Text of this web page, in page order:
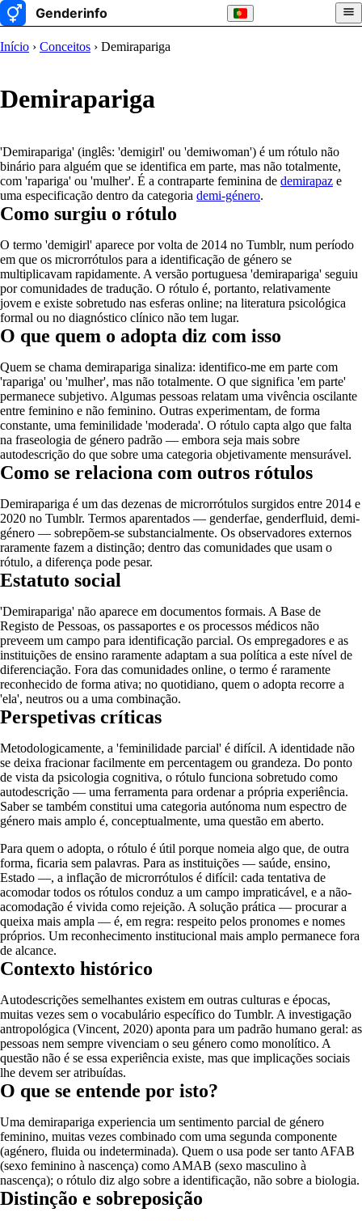
Início › Conceitos › Demirapariga
Demirapariga
'Demirapariga' (inglês: 'demigirl' ou 'demiwoman') é um rótulo não
binário para alguém que se identifica em parte, mas não totalmente,
com 'rapariga' ou 'mulher'. É a contraparte feminina de demirapaz e
uma especificação dentro da categoria demi-género.
Como surgiu o rótulo
O termo 'demigirl' aparece por volta de 2014 no Tumblr, num período
em que os microrrótulos para a identificação de género se
multiplicavam rapidamente. A versão portuguesa 'demirapariga' seguiu
por comunidades de tradução. O rótulo é, portanto, relativamente
jovem e existe sobretudo nas esferas online; na literatura psicológica
formal ou no diagnóstico clínico não tem lugar.
O que quem o adopta diz com isso
Quem se chama demirapariga sinaliza: identifico-me em parte com
'rapariga' ou 'mulher', mas não totalmente. O que significa 'em parte'
permanece subjetivo. Algumas pessoas relatam uma vivência oscilante
entre feminino e não feminino. Outras experimentam, de forma
constante, uma feminilidade 'moderada'. O rótulo capta algo que falta
na fraseologia de género padrão — embora seja mais sobre
autodescrição do que sobre uma categoria objetivamente mensurável.
Como se relaciona com outros rótulos
Demirapariga é um das dezenas de microrrótulos surgidos entre 2014 e
2020 no Tumblr. Termos aparentados — genderfae, genderfluid, demi-
género — sobrepõem-se substancialmente. Os observadores externos
raramente fazem a distinção; dentro das comunidades que usam o
rótulo, a diferença pode pesar.
Estatuto social
'Demirapariga' não aparece em documentos formais. A Base de
Registo de Pessoas, os passaportes e os processos médicos não
preveem um campo para identificação parcial. Os empregadores e as
instituições de ensino raramente adaptam a sua política a este nível de
diferenciação. Fora das comunidades online, o termo é raramente
reconhecido de forma ativa; no quotidiano, quem o adopta recorre a
'ela', neutros ou a uma combinação.
Perspetivas críticas
Metodologicamente, a 'feminilidade parcial' é difícil. A identidade não
se deixa fracionar facilmente em percentagem ou grandeza. Do ponto
de vista da psicologia cognitiva, o rótulo funciona sobretudo como
autodescrição — uma ferramenta para ordenar a própria experiência.
Saber se também constitui uma categoria autónoma num espectro de
género mais amplo é, conceptualmente, uma questão em aberto.
Para quem o adopta, o rótulo é útil porque nomeia algo que, de outra
forma, ficaria sem palavras. Para as instituições — saúde, ensino,
Estado —, a inflação de microrrótulos é difícil: cada tentativa de
acomodar todos os rótulos conduz a um campo impraticável, e a não-
acomodação é vivida como rejeição. A solução prática — procurar a
queixa mais ampla — é, em regra: respeito pelos pronomes e nomes
próprios. Um reconhecimento institucional mais amplo permanece fora
de alcance.
Contexto histórico
Autodescrições semelhantes existem em outras culturas e épocas,
muitas vezes sem o vocabulário específico do Tumblr. A investigação
antropológica (Vincent, 2020) aponta para um padrão humano geral: as
pessoas nem sempre vivenciam o seu género como monolítico. A
questão não é se essa experiência existe, mas que implicações sociais
lhe devem ser atribuídas.
O que se entende por isto?
Uma demirapariga experiencia um sentimento parcial de género
feminino, muitas vezes combinado com uma segunda componente
(agénero, fluida ou indeterminada). Quem o usa pode ser tanto AFAB
(sexo feminino à nascença) como AMAB (sexo masculino à
nascença); o rótulo diz algo sobre a identificação, não sobre a biologia.
Distinção e sobreposição